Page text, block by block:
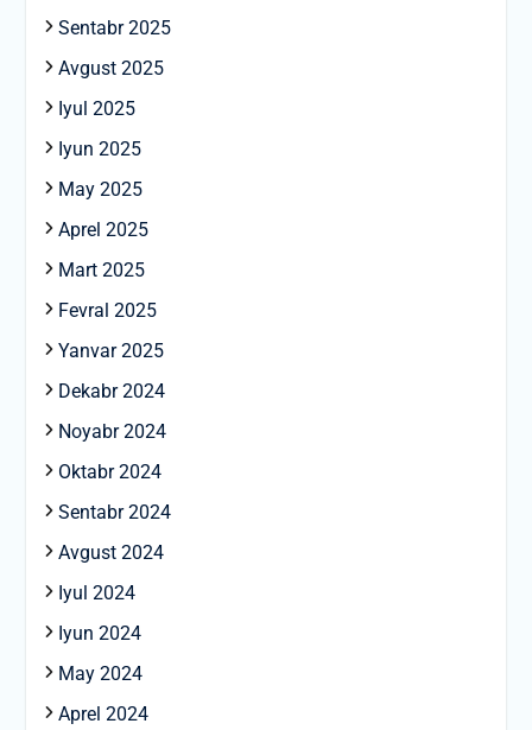
Sentabr 2025
Avgust 2025
Iyul 2025
Iyun 2025
May 2025
Aprel 2025
Mart 2025
Fevral 2025
Yanvar 2025
Dekabr 2024
Noyabr 2024
Oktabr 2024
Sentabr 2024
Avgust 2024
Iyul 2024
Iyun 2024
May 2024
Aprel 2024